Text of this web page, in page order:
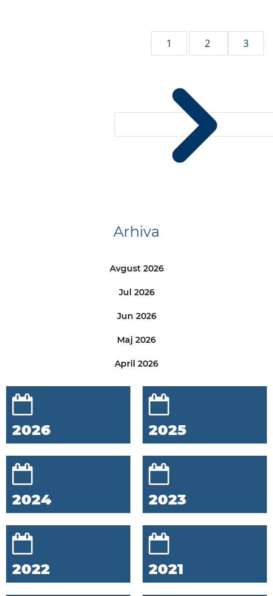
1 2 3
Arhiva
Avgust 2026
Jul 2026
Jun 2026
Maj 2026
April 2026
2026 2025
2024 2023
2022 2021